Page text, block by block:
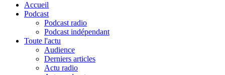
Accueil
Podcast
Podcast radio
Podcast indépendant
Toute l'actu
Audience
Derniers articles
Actu radio